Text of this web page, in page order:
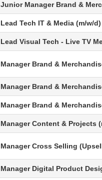
Junior Manager Brand &
Lead Tech IT & Media (m/w/d)
Lead Visual Tech - Live TV
Manager Brand &
Manager Brand &
Manager Brand &
Manager Content & Projects
Manager Cross Selling
Manager Digital Product